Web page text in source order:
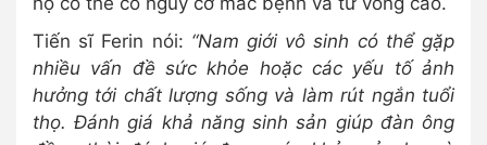
Tiến sĩ Ferin nói: “Nam giới vô sinh có thể gặp
nhiều vấn đề sức khỏe hoặc các yếu tố ảnh
hưởng tới chất lượng sống và làm rút ngắn tuổi
thọ. Đánh giá khả năng sinh sản giúp đàn ông